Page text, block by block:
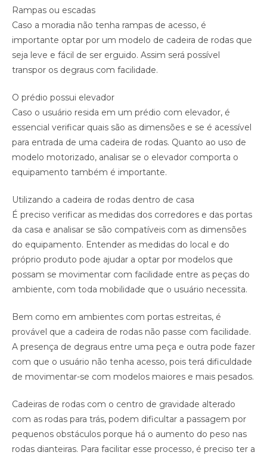
Rampas ou escadas
Caso a moradia não tenha rampas de acesso, é
importante optar por um modelo de cadeira de rodas que
seja leve e fácil de ser erguido. Assim será possível
transpor os degraus com facilidade.
O prédio possui elevador
Caso o usuário resida em um prédio com elevador, é
essencial verificar quais são as dimensões e se é acessível
para entrada de uma cadeira de rodas. Quanto ao uso de
modelo motorizado, analisar se o elevador comporta o
equipamento também é importante.
Utilizando a cadeira de rodas dentro de casa
É preciso verificar as medidas dos corredores e das portas
da casa e analisar se são compatíveis com as dimensões
do equipamento. Entender as medidas do local e do
próprio produto pode ajudar a optar por modelos que
possam se movimentar com facilidade entre as peças do
ambiente, com toda mobilidade que o usuário necessita.
Bem como em ambientes com portas estreitas, é
provável que a cadeira de rodas não passe com facilidade.
A presença de degraus entre uma peça e outra pode fazer
com que o usuário não tenha acesso, pois terá dificuldade
de movimentar-se com modelos maiores e mais pesados.
Cadeiras de rodas com o centro de gravidade alterado
com as rodas para trás, podem dificultar a passagem por
pequenos obstáculos porque há o aumento do peso nas
rodas dianteiras. Para facilitar esse processo, é preciso ter a